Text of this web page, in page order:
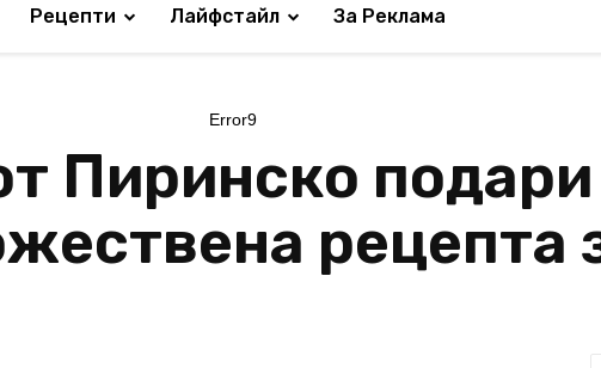
Рецепти Лайфстайл За Реклама
Error9
Пиринско
рецепта